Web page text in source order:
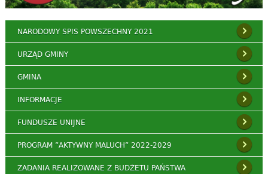
NARODOWY SPIS POWSZECHNY 2021
URZĄD GMINY
GMINA
INFORMACJE
FUNDUSZE UNIJNE
PROGRAM ”AKTYWNY MALUCH” 2022-2029
ZADANIA REALIZOWANE Z BUDŻETU PAŃSTWA